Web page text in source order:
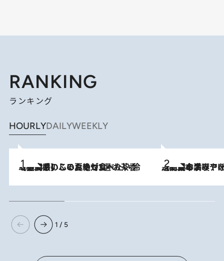
RANKING
ランキング
HOURLYDAILYWEEKLY
2026.8.5
【静岡県】この夏絶対食べたい 冷やしておいしいおやつ3選 お茶香る生食感のふるふるゼリー 2026.8.5
【西日本エリアを総まとめ】 47都道府県の手みやげ ひんやりスイーツで夏を満喫
1 / 5